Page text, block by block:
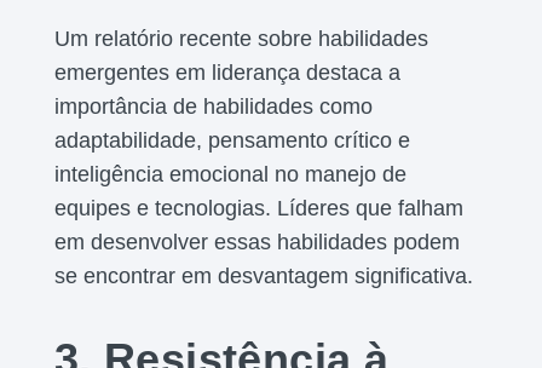
Um relatório recente sobre habilidades
emergentes em liderança destaca a
importância de habilidades como
adaptabilidade, pensamento crítico e
inteligência emocional no manejo de
equipes e tecnologias. Líderes que falham
em desenvolver essas habilidades podem
se encontrar em desvantagem significativa.